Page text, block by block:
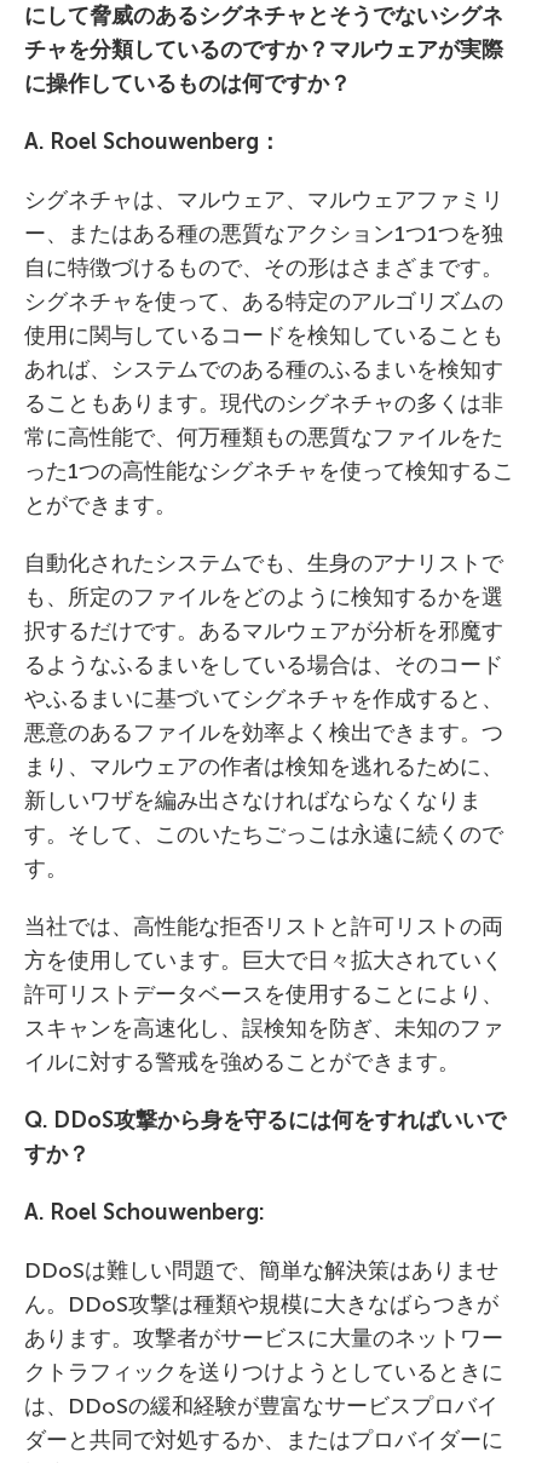
にして脅威のあるシグネチャとそうでないシグネ
チャを分類しているのですか？マルウェアが実際
に操作しているものは何ですか？
A. Roel Schouwenberg：
シグネチャは、マルウェア、マルウェアファミリ
ー、またはある種の悪質なアクション1つ1つを独
自に特徴づけるもので、その形はさまざまです。
シグネチャを使って、ある特定のアルゴリズムの
使用に関与しているコードを検知していることも
あれば、システムでのある種のふるまいを検知す
ることもあります。現代のシグネチャの多くは非
常に高性能で、何万種類もの悪質なファイルをた
った1つの高性能なシグネチャを使って検知するこ
とができます。
自動化されたシステムでも、生身のアナリストで
も、所定のファイルをどのように検知するかを選
択するだけです。あるマルウェアが分析を邪魔す
るようなふるまいをしている場合は、そのコード
やふるまいに基づいてシグネチャを作成すると、
悪意のあるファイルを効率よく検出できます。つ
まり、マルウェアの作者は検知を逃れるために、
新しいワザを編み出さなければならなくなりま
す。そして、このいたちごっこは永遠に続くので
す。
当社では、高性能な拒否リストと許可リストの両
方を使用しています。巨大で日々拡大されていく
許可リストデータベースを使用することにより、
スキャンを高速化し、誤検知を防ぎ、未知のファ
イルに対する警戒を強めることができます。
Q. DDoS攻撃から身を守るには何をすればいいで
すか？
A. Roel Schouwenberg:
DDoSは難しい問題で、簡単な解決策はありませ
ん。DDoS攻撃は種類や規模に大きなばらつきが
あります。攻撃者がサービスに大量のネットワー
クトラフィックを送りつけようとしているときに
は、DDoSの緩和経験が豊富なサービスプロバイ
ダーと共同で対処するか、またはプロバイダーに